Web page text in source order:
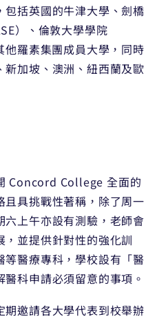
括英國的牛津大學、劍橋
）、倫敦大學學院
他羅素集團成員大學，同時
加坡、澳洲、紐西蘭及歐
Concord College 全面的
具挑戰性著稱，除了周一
上午亦設有測驗，老師會
並提供針對性的強化訓
醫療專科，學校設有「醫
科申請必須留意的事項。
邀請各大學代表到校舉辦